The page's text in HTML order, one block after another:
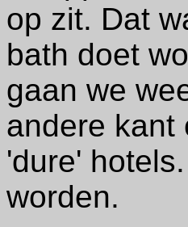
op zit. Dat
bath doet
gaan we
andere kant
'dure'
worden.